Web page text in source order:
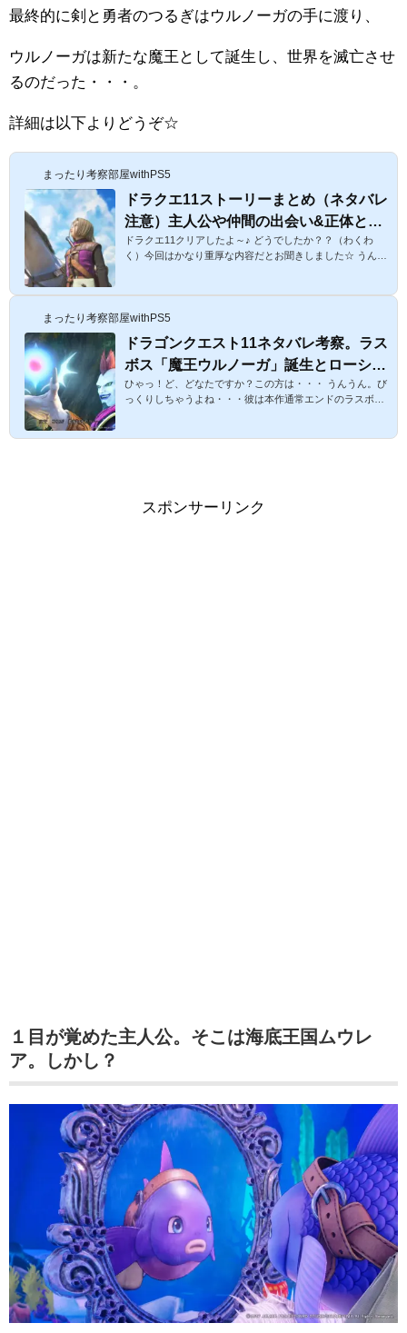
最終的に剣と勇者のつるぎはウルノーガの手に渡り、
ウルノーガは新たな魔王として誕生し、世界を滅亡させ
るのだった・・・。
詳細は以下よりどうぞ☆
まったり考察部屋withPS5
ドラクエ11ストーリーまとめ（ネタバレ
注意）主人公や仲間の出会い&正体と
は？【ストーリー考察１】
ドラクエ11クリアしたよ～♪ どうでしたか？？（わくわ
く）今回はかなり重厚な内容だとお聞きしました☆ うんう
よね？3dsと結構違うのでしょうか？ うん！PS4版と3ds版
があって、プレイ時間は3dsの方が少し短いみたいだけ
ど、ストーリーはほとんど変わらないよ♪レベルも99にし
やすい感じだし、今から考察&攻略をバンバン書いていく
ね♪ 主人公がなぜか悪魔と呼ばれた...
まったり考察部屋withPS5
ドラゴンクエスト11ネタバレ考察。ラス
ボス「魔王ウルノーガ」誕生とローシュ
の伝説【ドラクエ11ストーリー２】
ひゃっ！ど、どなたですか？この方は・・・ うんうん。び
っくりしちゃうよね・・・彼は本作通常エンドのラスボス
ちとの出会いなど、これまでのストーリーはこちらからご
スポンサーリンク
１目が覚めた主人公。そこは海底王国ムウレ
ア。しかし？